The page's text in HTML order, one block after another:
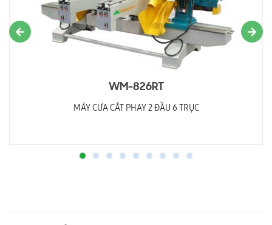
WM-826RT
MÁY CƯA CẮT PHAY 2 ĐẦU 6 TRỤC